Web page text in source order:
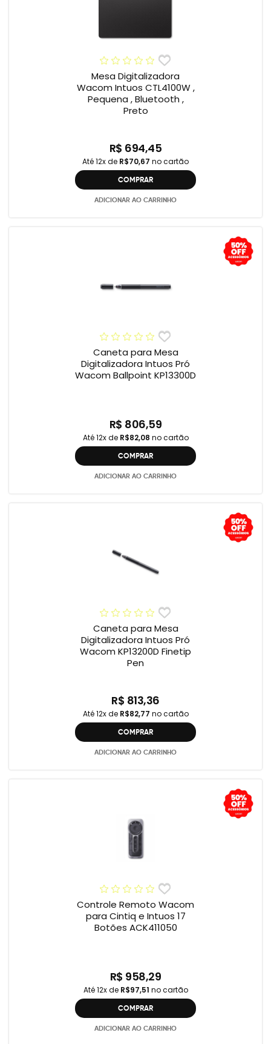
Mesa Digitalizadora
Wacom Intuos CTL4100W ,
Pequena , Bluetooth ,
Preto
R$ 694,45
Até 12x de R$70,67 no cartão
COMPRAR
ADICIONAR AO CARRINHO
Caneta para Mesa
Digitalizadora Intuos Pró
Wacom Ballpoint KP13300D
R$ 806,59
Até 12x de R$82,08 no cartão
COMPRAR
ADICIONAR AO CARRINHO
Caneta para Mesa
Digitalizadora Intuos Pró
Wacom KP13200D Finetip
Pen
R$ 813,36
Até 12x de R$82,77 no cartão
COMPRAR
ADICIONAR AO CARRINHO
Controle Remoto Wacom
para Cintiq e Intuos 17
Botões ACK411050
R$ 958,29
Até 12x de R$97,51 no cartão
COMPRAR
ADICIONAR AO CARRINHO